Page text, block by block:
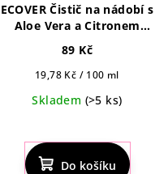
ECOVER Čistič na nádobí s
Aloe Vera a Citronem
450ml
89 Kč
Měrná
19,78 Kč / 100 ml
Skladem (>5 ks)
Do košíku